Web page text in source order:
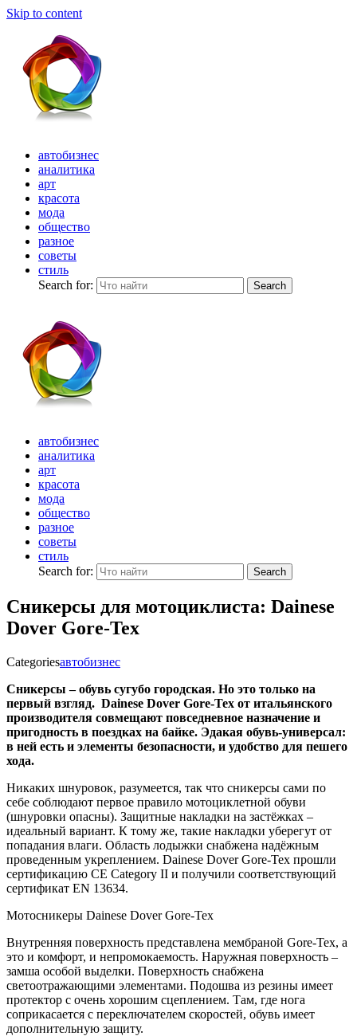
Skip to content
автобизнес
аналитика
арт
красота
мода
общество
разное
советы
стиль
Search for:
Search
автобизнес
аналитика
арт
красота
мода
общество
разное
советы
стиль
Search for:
Search
Сникерсы для мотоциклиста: Dainese
Dover Gore-Tex
Categoriesавтобизнес
Сникерсы – обувь сугубо городская. Но это только на
первый взгляд. Dainese Dover Gore-Tex от итальянского
производителя совмещают повседневное назначение и
пригодность в поездках на байке. Эдакая обувь-универсал:
в ней есть и элементы безопасности, и удобство для пешего
хода.
Никаких шнуровок, разумеется, так что сникерсы сами по
себе соблюдают первое правило мотоциклетной обуви
(шнуровки опасны). Защитные накладки на застёжках –
идеальный вариант. К тому же, такие накладки уберегут от
попадания влаги. Область лодыжки снабжена надёжным
проведенным укреплением. Dainese Dover Gore-Tex прошли
сертификацию CE Category II и получили соответствующий
сертификат EN 13634.
Мотосникеры Dainese Dover Gore-Tex
Внутренняя поверхность представлена мембраной Gore-Tex, а
это и комфорт, и непромокаемость. Наружная поверхность –
замша особой выделки. Поверхность снабжена
светоотражающими элементами. Подошва из резины имеет
протектор с очень хорошим сцеплением. Там, где нога
соприкасается с переключателем скоростей, обувь имеет
дополнительную защиту.